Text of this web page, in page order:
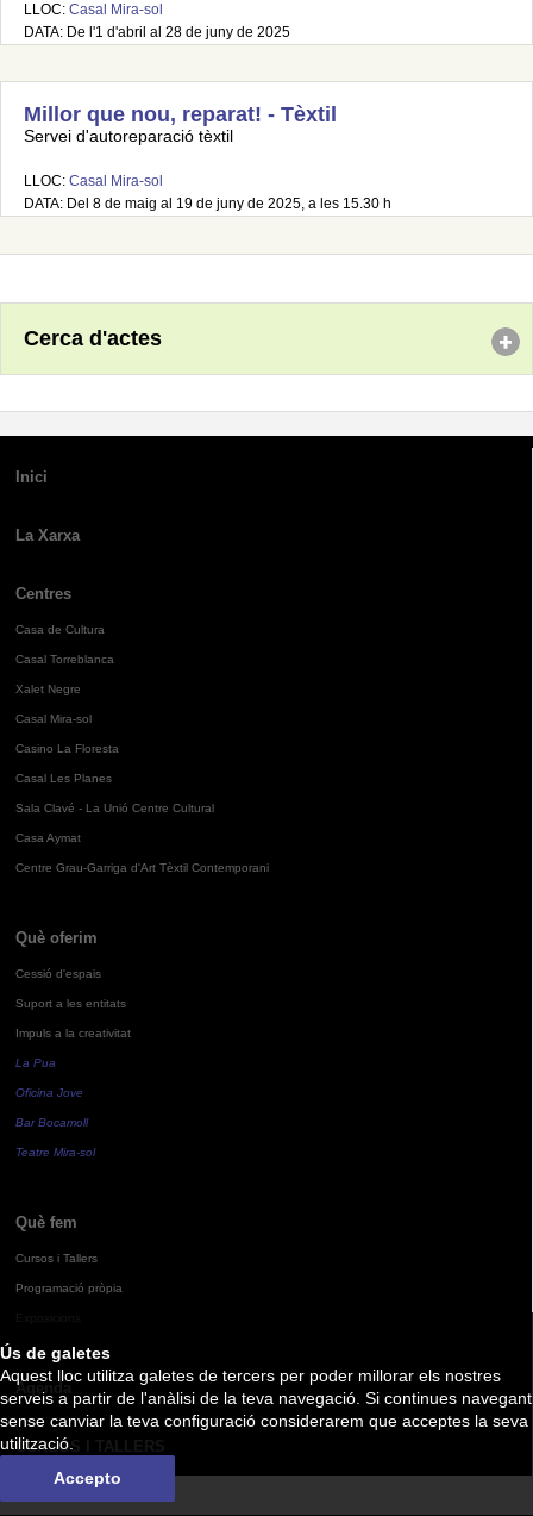
Ús de galetes
Aquest lloc utilitza galetes de tercers per poder millorar els nostres
serveis a partir de l'anàlisi de la teva navegació. Si continues navegant
sense canviar la teva configuració considerarem que acceptes la seva
utilització.
Accepto
LLOC: Casal Mira-sol
DATA: De l'1 d'abril al 28 de juny de 2025
Millor que nou, reparat! - Tèxtil
Servei d'autoreparació tèxtil
LLOC: Casal Mira-sol
DATA: Del 8 de maig al 19 de juny de 2025, a les 15.30 h
Cerca d'actes
Inici
La Xarxa
Centres
Casa de Cultura
Casal Torreblanca
Xalet Negre
Casal Mira-sol
Casino La Floresta
Casal Les Planes
Sala Clavé - La Unió Centre Cultural
Casa Aymat
Centre Grau-Garriga d'Art Tèxtil Contemporani
Què oferim
Cessió d'espais
Suport a les entitats
Impuls a la creativitat
La Pua
Oficina Jove
Bar Bocamoll
Teatre Mira-sol
Què fem
Cursos i Tallers
Programació pròpia
Agenda
CURSOS I TALLERS